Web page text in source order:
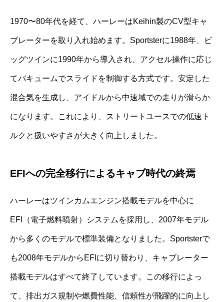
1970〜80年代を経て、ハーレーはKeihin製のCV型キャ
ブレーターを取り入れ始めます。Sportsterに1988年、ビ
ッグツインに1990年から導入され、アクセル操作に応じ
てバキュームでスライドを制御する方式です。安定した
混合気を生成し、アイドルから中速域での走りが滑らか
になります。これにより、ストリートユースでの低速ト
ルクと扱いやすさが大きく向上しました。
EFIへの完全移行によるキャブ時代の終焉
ハーレーはツインカムエンジン搭載モデルを中心に
EFI（電子燃料噴射）システムを採用し、2007年モデル
から多くのモデルで標準装備となりました。Sportsterで
も2008年モデルからEFIに切り替わり、キャブレーター
搭載モデルはすべて終了しています。この移行によっ
て、排出ガス規制や燃費性能、信頼性が飛躍的に向上し